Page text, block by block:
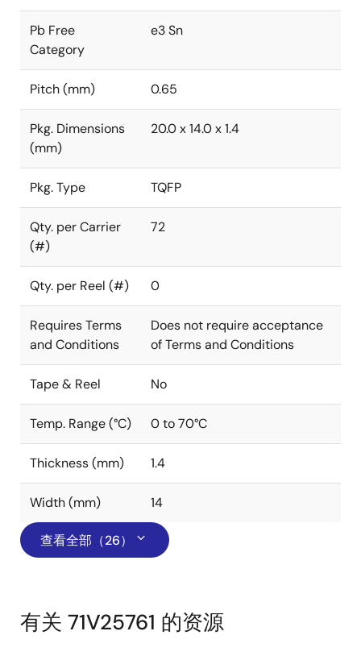
Pb Free
Category
e3 Sn
Pitch (mm) 0.65
Pkg. Dimensions
(mm)
20.0 x 14.0 x 1.4
Pkg. Type TQFP
Qty. per Carrier
(#)
72
Qty. per Reel (#) 0
Requires Terms
and Conditions
Does not require acceptance
of Terms and Conditions
Tape & Reel No
Temp. Range (°C) 0 to 70°C
Thickness (mm) 1.4
Width (mm) 14
查看全部（26）
有关 71V25761 的资源